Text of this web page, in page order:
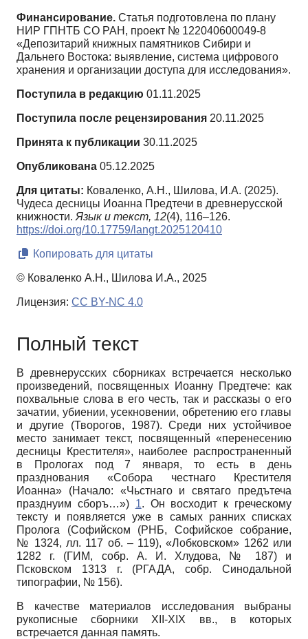
Финансирование. Статья подготовлена по плану
НИР ГПНТБ СО РАН, проект № 122040600049-8
«Депозитарий книжных памятников Сибири и
Дальнего Востока: выявление, система цифрового
хранения и организации доступа для исследования».
Поступила в редакцию 01.11.2025
Поступила после рецензирования 20.11.2025
Принята к публикации 30.11.2025
Опубликована 05.12.2025
Для цитаты: Коваленко, А.Н., Шилова, И.А. (2025).
Чудеса десницы Иоанна Предтечи в древнерусской
книжности. Язык и текст, 12(4), 116–126.
https://doi.org/10.17759/langt.2025120410
Копировать для цитаты
© Коваленко А.Н., Шилова И.А., 2025
Лицензия: CC BY-NC 4.0
Полный текст
В древнерусских сборниках встречается несколько
произведений, посвященных Иоанну Предтече: как
похвальные слова в его честь, так и рассказы о его
зачатии, убиении, усекновении, обретению его главы
и другие (Творогов, 1987). Среди них устойчивое
место занимает текст, посвященный «перенесению
десницы Крестителя», наиболее распространенный
в Прологах под 7 января, то есть в день
празднования «Собора честнаго Крестителя
Иоанна» (Начало: «Чьстнаго и святаго предътеча
празднуим сборъ…») 1. Он восходит к греческому
тексту и появляется уже в самых ранних списках
Пролога (Софийском (РНБ, Софийское собрание,
№ 1324, лл. 117 об. – 119), «Лобковском» 1262 или
1282 г. (ГИМ, собр. А. И. Хлудова, № 187) и
Псковском 1313 г. (РГАДА, собр. Синодальной
типографии, № 156).
В качестве материалов исследования выбраны
рукописные сборники XII-XIX вв., в которых
встречается данная память.